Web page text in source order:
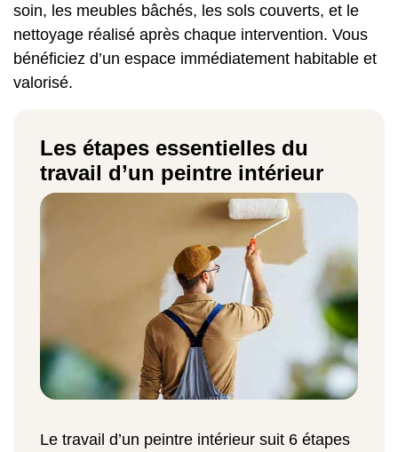
soin, les meubles bâchés, les sols couverts, et le
nettoyage réalisé après chaque intervention. Vous
bénéficiez d’un espace immédiatement habitable et
valorisé.
Les étapes essentielles du
travail d’un peintre intérieur
Le travail d’un peintre intérieur suit 6 étapes